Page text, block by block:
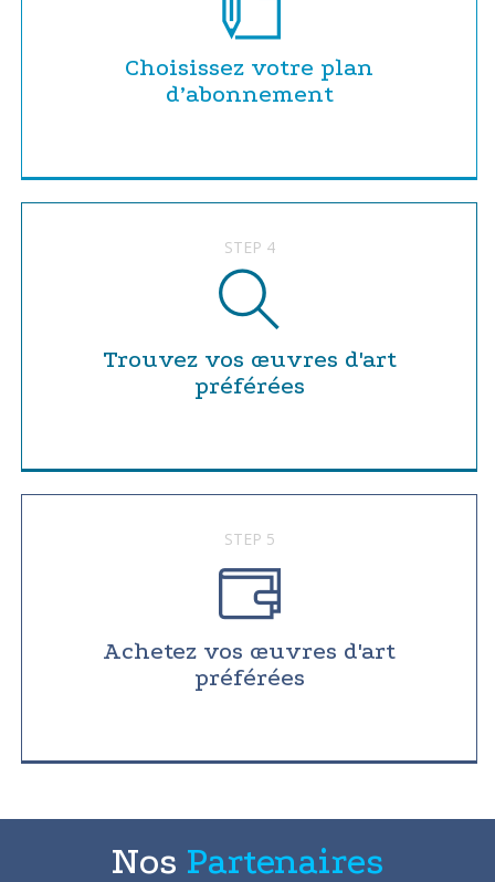
Choisissez votre plan
d’abonnement
STEP 4
Trouvez vos œuvres d'art
préférées
STEP 5
Achetez vos œuvres d'art
préférées
Nos Partenaires